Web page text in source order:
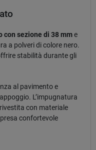
con sezione di 38 mme
a polveri di colore nero.
stabilità durante gli
al pavimento e
L’impugnatura
con materiale
confortevole